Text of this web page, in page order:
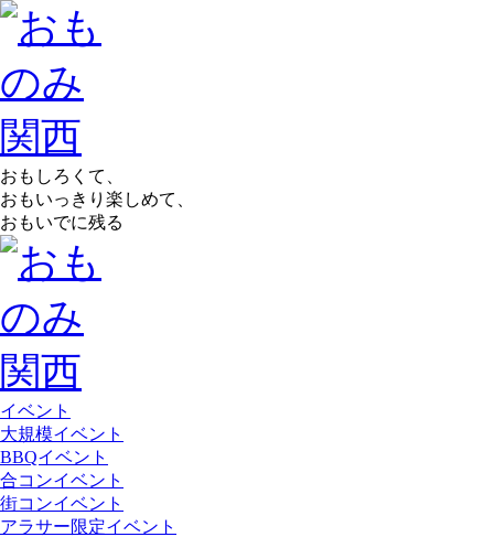
おもしろくて、
おもいっきり楽しめて、
おもいでに残る
イベント
大規模イベント
BBQイベント
合コンイベント
街コンイベント
アラサー限定イベント